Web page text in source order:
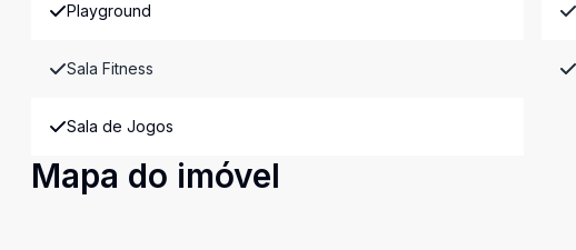
Playground
Sala Fitness
Sala de Jogos
Mapa do imóvel